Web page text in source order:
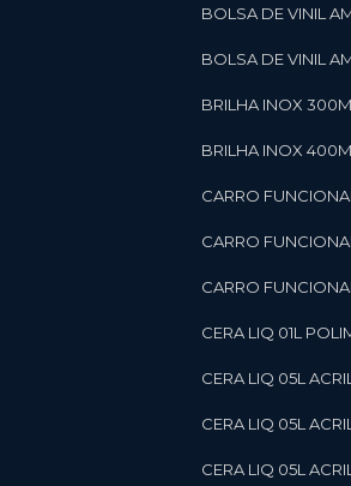
BOLSA DE VINIL
BOLSA DE VINIL
BRILHA INOX
BRILHA INOX
CARRO
CARRO
CARRO
CERA LIQ 01L
CERA LIQ 05L
CERA LIQ 05L
CERA LIQ 05L